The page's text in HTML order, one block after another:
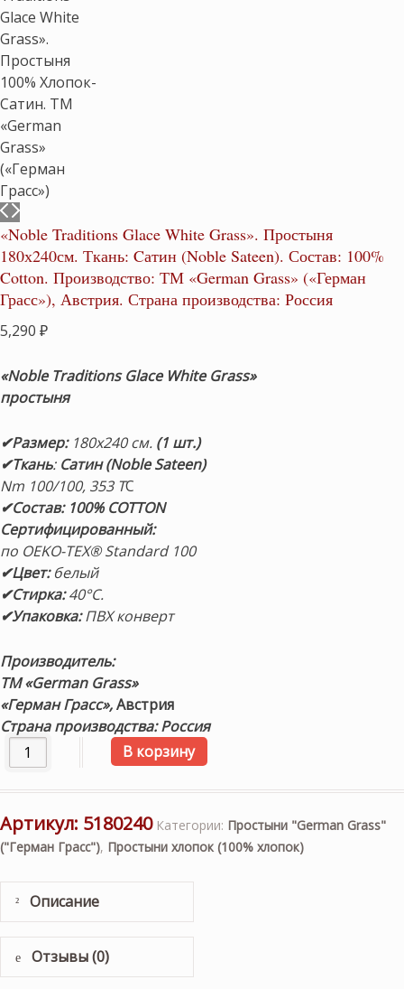
«Noble Traditions Glace White Grass». Простыня
180х240см. Ткань: Cатин (Noble Sateen). Состав: 100%
Cotton. Производство: ТМ «German Grass» («Герман
Грасс»), Австрия. Страна производства: Россия
5,290 ₽
«Noble Traditions Glace White Grass»
простыня
✔Размер: 180х240 см. (1 шт.)
✔Ткань: Сатин (Noble Sateen)
Nm 100/100, 353 ТС
✔Состав: 100% COTTON
Сертифицированный:
по OEKO-TEX® Standard 100
✔Цвет:белый
✔Стирка:40°С.
✔Упаковка:ПВХ конверт
Производитель:
ТМ «German Grass»
«Герман Грасс»,Австрия
Страна производства: Россия
Количество товара «Noble Traditions Glace White
В корзину
Артикул: 5180240 Категории: Простыни "German Grass"
("Герман Грасс"), Простыни хлопок (100% хлопок)
Описание
Отзывы (0)